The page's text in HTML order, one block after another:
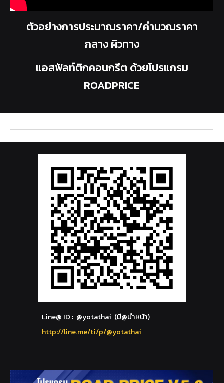
ตัวอย่างการประมาณราคา/คำนวณราคา
กลาง ผิวทาง
แอสฟัลท์ติกคอนกรีต ด้วยโปรแกรม
ROADPRICE
Line@ ID : @yotathai (มี@นำหน้า)
http://line.me/ti/p/@yotathai